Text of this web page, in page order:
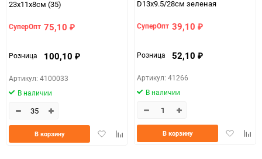
23х11х8см (35)
СуперОпт 75,10 ₽
Розница 100,10 ₽
Артикул: 4100033
В наличии
ДобавитьДобавить
В корзину
D13x9.5/28см зеленая
СуперОпт 39,10 ₽
Розница 52,10 ₽
Артикул: 41266
В наличии
Добавить
В корзину